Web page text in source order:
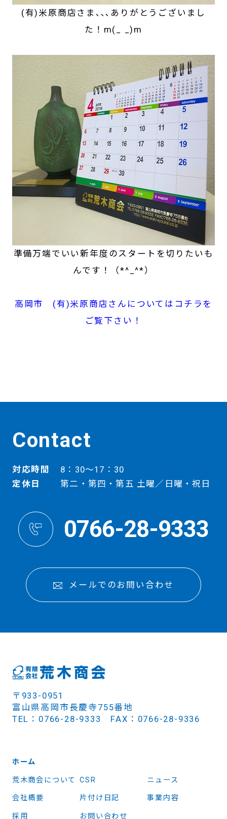
(有)米原商店さま､､､ありがとうございまし
た！m(_ _)m
準備万端でいい新年度のスタートを切りたいも
んです！（*^_^*）
高岡市 (有)米原商店さんについてはコチラを
ご覧下さい！
Contact
対応時間
8：30～17：30
定休日
第二・第四・第五 土曜／日曜・祝日
0766-28-9333
メールでのお問い合わせ
〒933-0951
富山県高岡市長慶寺755番地
TEL：0766-28-9333 FAX：0766-28-9336
ホーム
荒木商会について CSR ニュース
会社概要 片付け日記 事業内容
採用 お問い合わせ